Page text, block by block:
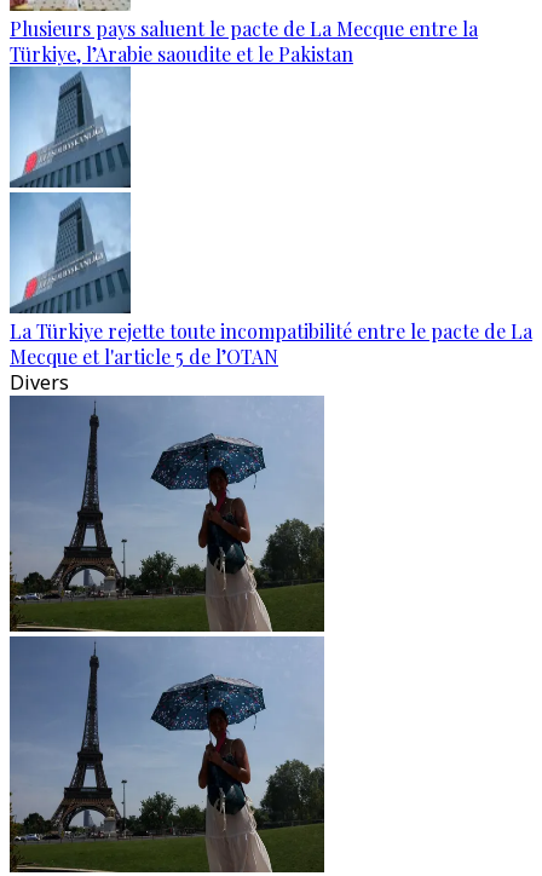
Plusieurs pays saluent le pacte de La Mecque entre la
Türkiye, l’Arabie saoudite et le Pakistan
La Türkiye rejette toute incompatibilité entre le pacte de La
Mecque et l'article 5 de l’OTAN
Divers